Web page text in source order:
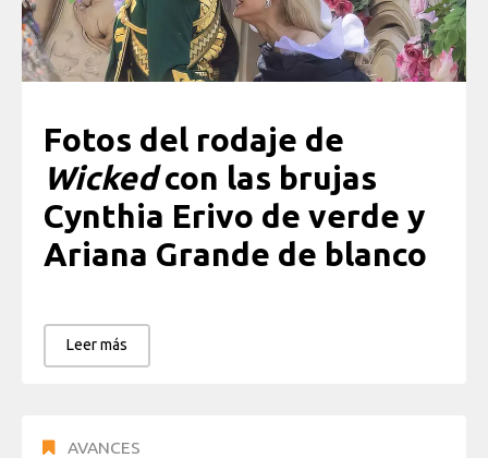
Fotos del rodaje de
Wickedcon las brujas
Cynthia Erivo de verde y
Ariana Grande de blanco
Leer más
AVANCES